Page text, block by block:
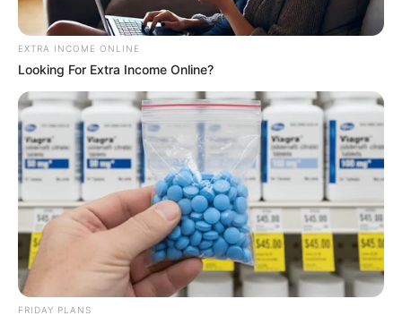
ดวงรายวัน 1 กันยายน 2565
1 ก.ย. 2022
EXTRA INCOME ONLINE
Looking For Extra Income Online?
FRIDAY PLANS